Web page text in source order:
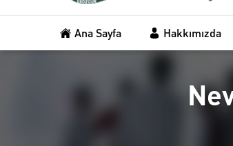
Ana Sayfa Hakkımızda